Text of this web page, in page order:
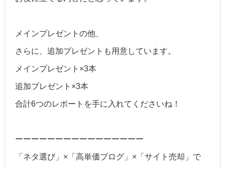
メインプレゼントの他、
さらに、追加プレゼントも用意しています。
メインプレゼント×3本
追加プレゼント×3本
合計6つのレポートを手に入れてくださいね！
ーーーーーーーーーーーーーーーー
「ネタ選び」×「高単価ブログ」×「サイト売却」で